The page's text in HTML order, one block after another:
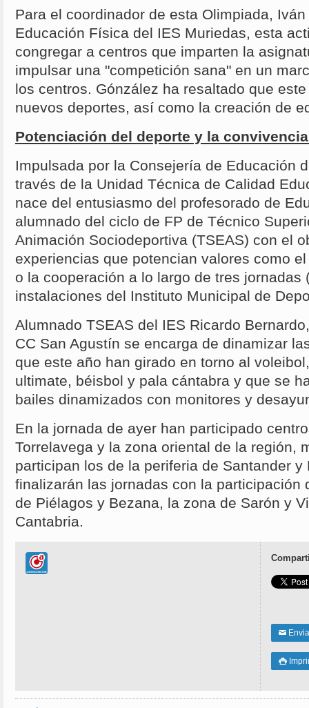
Para el coordinador de esta Olimpiada,
Educación Física del IES Muriedas, esta
congregar a centros que imparten la
impulsar una "competición sana" en un
los centros. Gónzález ha resaltado que
nuevos deportes, así como la creación de
Potenciación del deporte y la
Impulsada por la Consejería de Educación
través de la Unidad Técnica de Calidad
nace del entusiasmo del profesorado de
alumnado del ciclo de FP de Técnico
Animación Sociodeportiva (TSEAS) con el
experiencias que potencian valores como
o la cooperación a lo largo de tres jornadas
instalaciones del Instituto Municipal de
Alumnado TSEAS del IES Ricardo
CC San Agustín se encarga de dinamizar
que este año han girado en torno al
ultimate, béisbol y pala cántabra y que se
bailes dinamizados con monitores y
En la jornada de ayer han participado
Torrelavega y la zona oriental de la región,
participan los de la periferia de Santander
finalizarán las jornadas con la participación
de Piélagos y Bezana, la zona de Sarón y
Cantabria.
✉
